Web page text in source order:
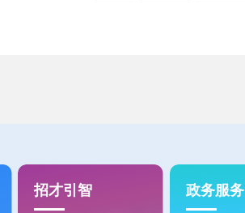
招才引智 政务服务